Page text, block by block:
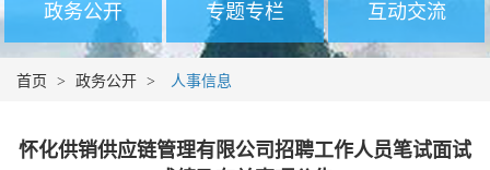
政务公开 专题专栏 互动交流
首页 > 政务公开 > 人事信息
怀化供销供应链管理有限公司招聘工作人员笔试面试